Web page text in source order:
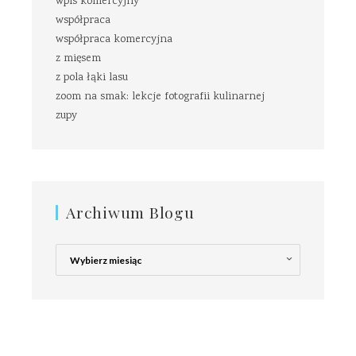
współpraca
współpraca komercyjna
z mięsem
z pola łąki lasu
zoom na smak: lekcje fotografii kulinarnej
zupy
Archiwum Blogu
Archiwum
Blogu